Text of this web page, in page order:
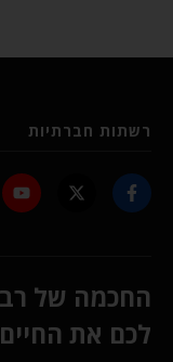
רשתות חברתיות
החכמה של
לכם את